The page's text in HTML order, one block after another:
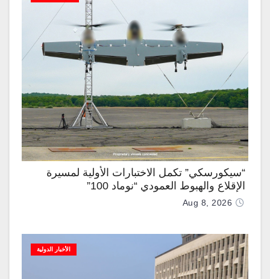
“سيكورسكي” تكمل الاختبارات الأولية لمسيرة
الإقلاع والهبوط العمودي “نوماد 100”
Aug 8, 2026
الأخبار الدولية